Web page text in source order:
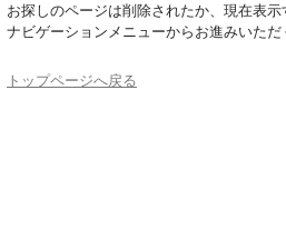
お探しのページは削除されたか、現在表示
ナビゲーションメニューからお進みいた
トップページへ戻る